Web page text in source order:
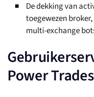
De dekking van
toegewezen
multi-exchange
Power Trades